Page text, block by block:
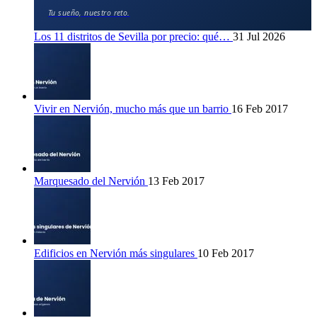
Tu sueño, nuestro reto.
Los 11 distritos de Sevilla por precio: qué… 31 Jul 2026
Vivir en Nervión, mucho más que un barrio 16 Feb 2017
Marquesado del Nervión 13 Feb 2017
Edificios en Nervión más singulares 10 Feb 2017